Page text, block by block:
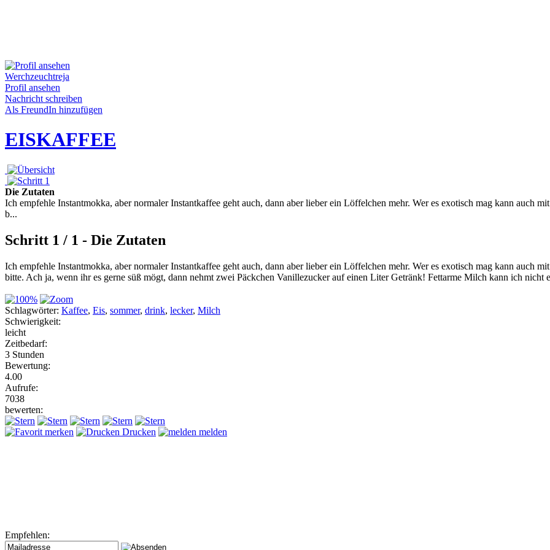
Werchzeuchtreja
Profil ansehen
Nachricht schreiben
Als FreundIn hinzufügen
EISKAFFEE
Die Zutaten
Ich empfehle Instantmokka, aber normaler Instantkaffee geht auch, dann aber lieber ein Löffelchen mehr. Wer es exotisch mag kann auch
b...
Schritt 1 / 1 - Die Zutaten
Ich empfehle Instantmokka, aber normaler Instantkaffee geht auch, dann aber lieber ein Löffelchen mehr. Wer es exotisch mag kann auch
bitte. Ach ja, wenn ihr es gerne süß mögt, dann nehmt zwei Päckchen Vanillezucker auf einen Liter Getränk! Fettarme Milch kann ich nicht
Schlagwörter: Kaffee, Eis, sommer, drink, lecker, Milch
Schwierigkeit:
leicht
Zeitbedarf:
3 Stunden
Bewertung:
4.00
Aufrufe:
7038
bewerten:
merken Drucken melden
Empfehlen: